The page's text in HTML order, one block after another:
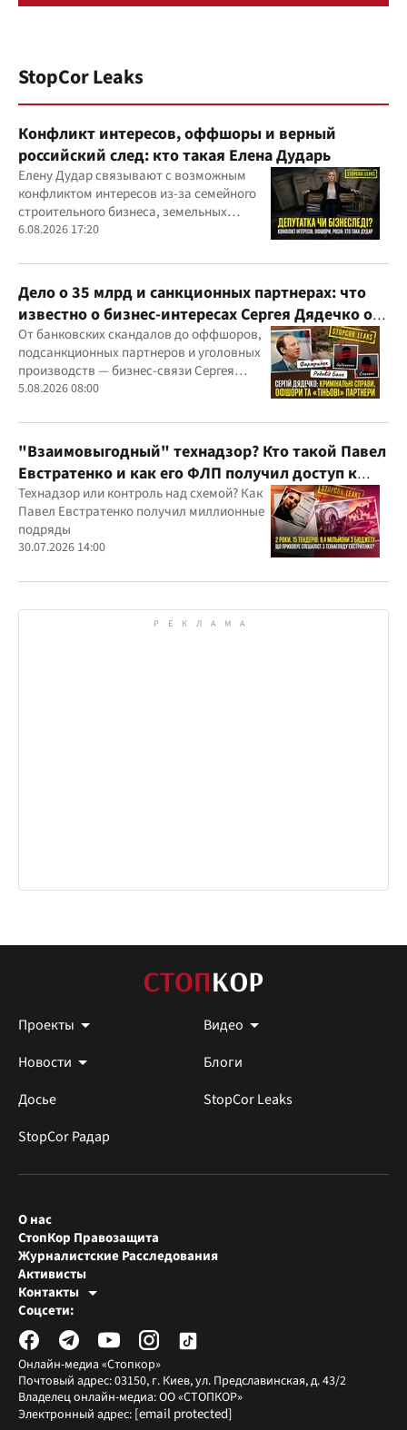
StopCor Leaks
Конфликт интересов, оффшоры и верный
российский след: кто такая Елена Дударь
Елену Дудар связывают с возможным
конфликтом интересов из-за семейного
строительного бизнеса, земельных
скандалов, судебных дел
6.08.2026 17:20
Дело о 35 млрд и санкционных партнерах: что
известно о бизнес-интересах Сергея Дядечко от
"Родовид Банка" до "ФАРМАСЕЛ"
От банковских скандалов до оффшоров,
подсанкционных партнеров и уголовных
производств — бизнес-связи Сергея
Дядечко до сих пор простираются через
юрисдикций
5.08.2026 08:00
"Взаимовыгодный" технадзор? Кто такой Павел
Евстратенко и как его ФЛП получил доступ к
бюджетным миллионам?
Технадзор или контроль над схемой? Как
Павел Евстратенко получил миллионные
подряды
30.07.2026 14:00
Проекты
Видео
Новости
Блоги
Досье
StopCor Leaks
StopCor Радар
Онлайн-медиа «Стопкор»
Почтовый адрес: 03150, г. Киев, ул. Предславинская, д. 43/2
Владелец онлайн-медиа: ОО «СТОПКОР»
Электронный адрес: [email protected]
О нас
СтопКор Правозащита
Журналистские Расследования
Активисты
Контакты
Редакция СтопКора
Журналисты-расследователи
Соцсети: